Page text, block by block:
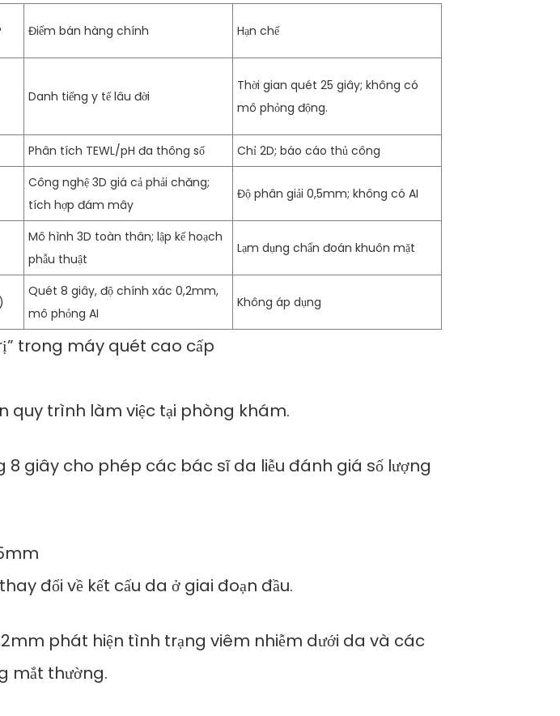
Điểm bán hàng chính Hạn chế
Danh tiếng y tế lâu đời
Thời gian quét 25 giây; không có
mô phỏng động.
Phân tích TEWL/pH đa thông số Chỉ 2D; báo cáo thủ công
Công nghệ 3D giá cả phải chăng;
tích hợp đám mây
Độ phân giải 0,5mm; không có AI
Mô hình 3D toàn thân; lập kế hoạch
phẫu thuật
Lạm dụng chẩn đoán khuôn mặt
Quét 8 giây, độ chính xác 0,2mm,
mô phỏng AI
Không áp dụng
trong máy quét cao cấp
quy trình làm việc tại phòng khám.
giây cho phép các bác sĩ da liễu đánh giá số lượng
đổi về kết cấu da ở giai đoạn đầu.
phát hiện tình trạng viêm nhiễm dưới da và các
mắt thường.